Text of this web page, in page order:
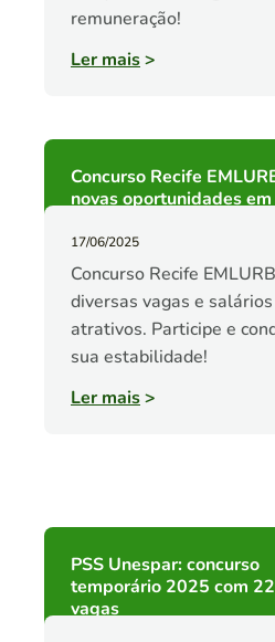
remuneração!
Ler mais>
Concurso Recife
novas oportunidades
17/06/2025
Concurso Recife
diversas vagas e salários
atrativos. Participe e
sua estabilidade!
Ler mais>
PSS Unespar: concurso
temporário 2025 com 22
vagas